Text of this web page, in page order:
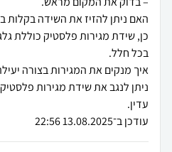
כן, שידת מגירות פלסטיק כוללת
ניתן לנגב את שידת מגירות
עודכן ב־13.08.2025 22:56